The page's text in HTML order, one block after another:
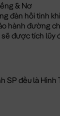
& Nơ
đàn hồi tinh
hành đường
được tích lũy
SP đều là